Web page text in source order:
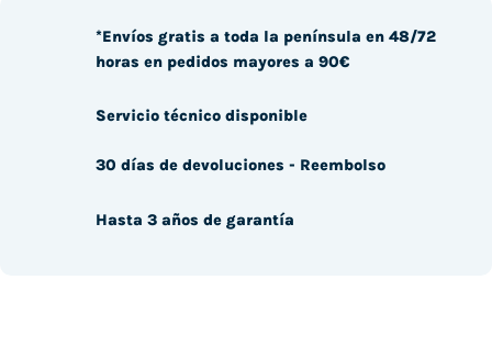
*Envíos gratis a toda la península en 48/72
horas en pedidos mayores a 90€
Servicio técnico disponible
30 días de devoluciones - Reembolso
Hasta 3 años de garantía